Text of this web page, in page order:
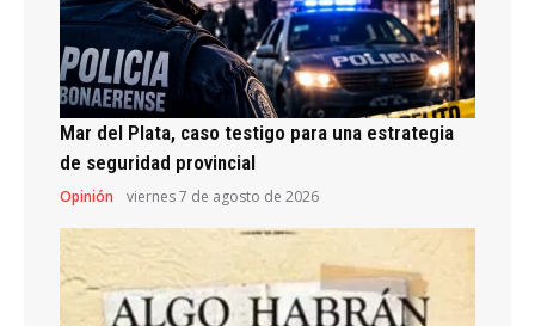
Mar del Plata, caso testigo para una estrategia
de seguridad provincial
Opinión viernes 7 de agosto de 2026